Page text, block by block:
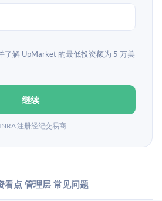
了解 UpMarket 的最低投资额为 5 万美
继续
注册经纪交易商
看点 管理层 常见问题